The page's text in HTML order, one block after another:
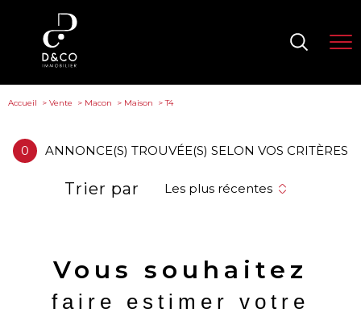
Accueil Vente Macon Maison T4
0 ANNONCE(S) TROUVÉE(S) SELON VOS CRITÈRES
Trier par Les plus récentes
Vous souhaitez
faire estimer votre